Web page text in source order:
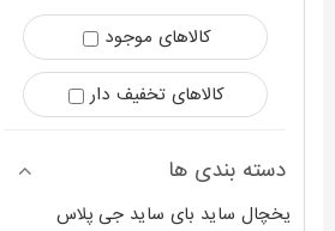
کالاهای موجود
کالاهای تخفیف دار
دسته بندی ها
یخچال ساید بای ساید جی پلاس